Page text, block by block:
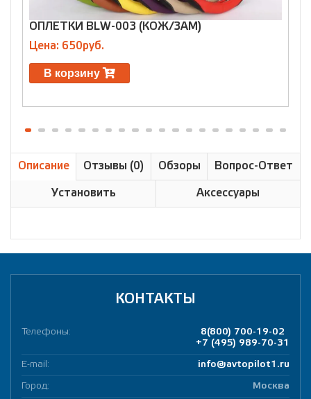
ОПЛЕТКИ BLW-003 (КОЖ/ЗАМ)
Цена: 650руб.
В корзину
Описание Отзывы (0) Обзоры Вопрос-Ответ
Установить Аксессуары
КОНТАКТЫ
Телефоны:
8(800) 700-19-02
+7 (495) 989-70-31
E-mail: info@avtopilot1.ru
Город: Москва